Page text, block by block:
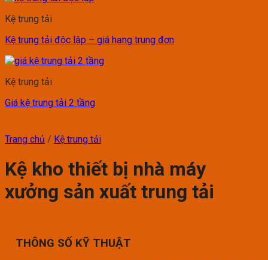
Kệ trung tải
Kệ trung tải độc lập – giá hạng trung đơn
Kệ trung tải
Giá kệ trung tải 2 tầng
Trang chủ / Kệ trung tải
Kệ kho thiết bị nhà máy
xưởng sản xuất trung tải
THÔNG SỐ KỸ THUẬT